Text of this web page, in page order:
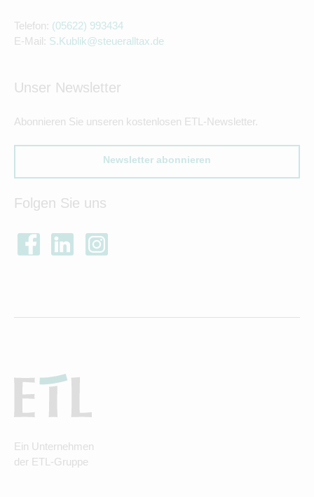
Telefon: (05622) 993434
E-Mail: S.Kublik@steueralltax.de
Unser Newsletter
Abonnieren Sie unseren kostenlosen ETL-Newsletter.
Newsletter abonnieren
Folgen Sie uns
Ein Unternehmen
der ETL-Gruppe